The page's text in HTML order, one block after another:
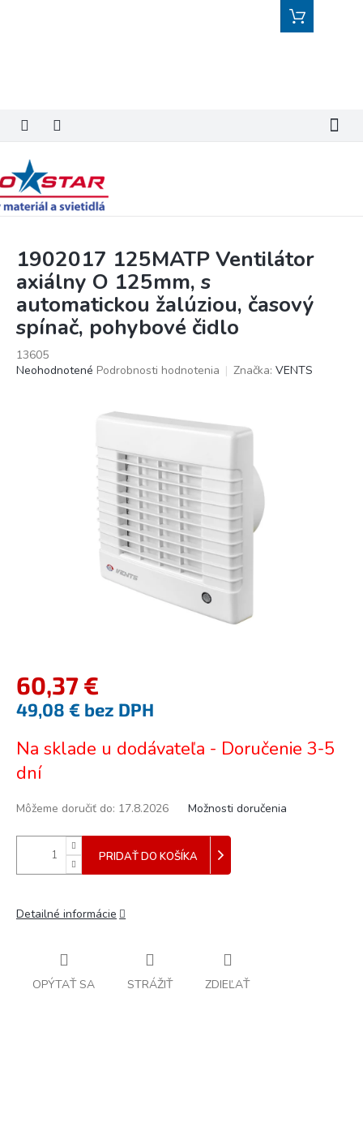
Nákupný
košík
1902017 125MATP Ventilátor
axiálny O 125mm, s
automatickou žalúziou, časový
spínač, pohybové čidlo
13605
Priemerné
Neohodnotené Podrobnosti hodnotenia Značka: VENTS
60,37 €
49,08 € bez DPH
cena:
Na sklade u dodávateľa - Doručenie 3-5
dní
Môžeme doručiť do: 17.8.2026 Možnosti doručenia
PRIDAŤ DO KOŠÍKA
Detailné informácie
OPÝTAŤ SA STRÁŽIŤ ZDIEĽAŤ